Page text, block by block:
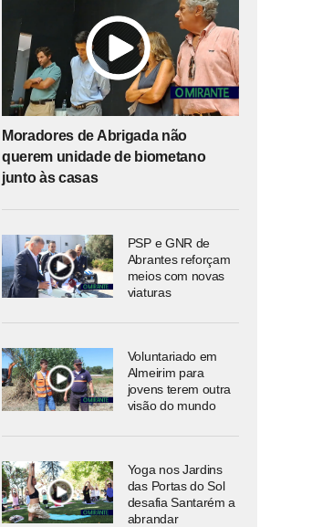
Moradores de Abrigada não
querem unidade de biometano
junto às casas
PSP e GNR de
Abrantes reforçam
meios com novas
viaturas
Voluntariado em
Almeirim para
jovens terem outra
visão do mundo
Yoga nos Jardins
das Portas do Sol
desafia Santarém a
abrandar